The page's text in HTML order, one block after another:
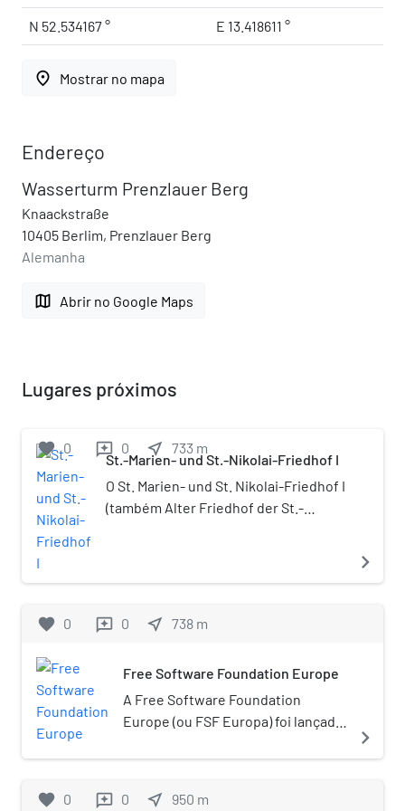
N 52.534167 ° E 13.418611 °
place Mostrar no mapa
Endereço
Wasserturm Prenzlauer Berg
Knaackstraße
10405 Berlim, Prenzlauer Berg
Alemanha
map Abrir no Google Maps
Lugares próximos
favorite 0 reviews 0 near_me 733 m
St.-Marien- und St.-Nikolai-Friedhof I
O St. Marien- und St. Nikolai-Friedhof I
(também Alter Friedhof der St.-
navigate_next
favorite 0 reviews 0 near_me 738 m
Free Software Foundation Europe
A Free Software Foundation
Europe (ou FSF Europa) foi lançada
em todos os aspectos relacionados
navigate_next
favorite 0 reviews 0 near_me 950 m